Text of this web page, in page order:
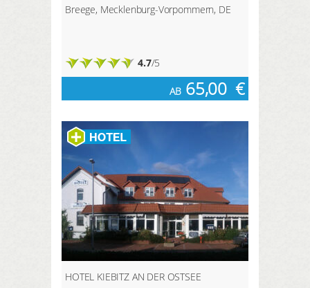
Breege, Mecklenburg-Vorpommern, DE
4.7/5
AB 65,00 €
HOTEL KIEBITZ AN DER OSTSEE